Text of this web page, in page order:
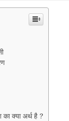
का क्या अर्थ है ?